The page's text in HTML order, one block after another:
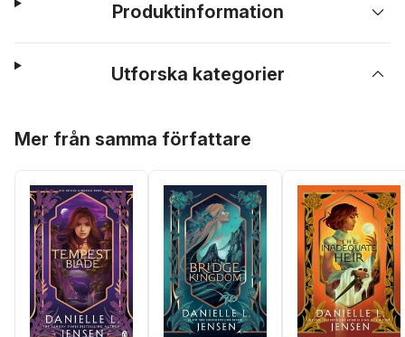
Produktinformation
Utforska kategorier
Mer från samma författare